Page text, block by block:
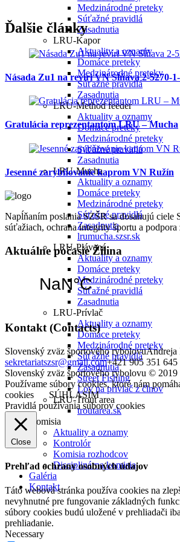
Medzinárodné preteky
Súťažné pravidlá
Zasadnutia
LRU-Kapor
Aktuality a oznamy
Domáce preteky
Medzinárodné preteky
Súťažné pravidlá
Zasadnutia
LRU-Method feeder
Aktuality a oznamy
Domáce preteky
Medzinárodné preteky
Súťažné pravidlá
Zasadnutia
LRU-Mucha
Aktuality a oznamy
Domáce preteky
Medzinárodné preteky
Súťažné pravidlá
Zasadnutia
lrumucha.szsr.sk
LRU-Plávaná
Aktuality a oznamy
Domáce preteky
Medzinárodné preteky
Súťažné pravidlá
Zasadnutia
LRU-Prívlač
Aktuality a oznamy
Domáce preteky
Medzinárodné preteky
Súťažné pravidlá
Zasadnutia
Street Fishing
Lov na prívlač z člnov
LRU-Trout area
troutarea.sk
Komisia
Aktuality a oznamy
Kontrolór
Komisia rozhodcov
Disciplinárna komisia
Galéria
Kontakt
Ďalšie články
Násada Zu1 na revíri VN Sĺňava 2-5270-
Gratulácia reprezentantom LRU – Mucha
Jesenné zarybňovanie kaprom VN Ružín
Napĺňaním poslania SZŠR sa dosahujú ciele
súťažiach, ochrana integrity športu a
Aktuálne počasie Žilina
Kontakt (Contacts)
Slovenský zväz športového rybolovuAndreja
sekretariatszsr@gmail.com+421 905 351 645
Slovenský zväz športového rybolovu ©
Používame súbory cookies, ktoré nám
cookies
SÚHLASÍM
Pravidlá používania súborov cookies
Close
Prehľad ochrany osobných údajov
Táto webová stránka používa cookies na
nevyhnutné pre fungovanie základných
súbory cookies budú uložené v prehliadači
prehliadanie.
Necessary